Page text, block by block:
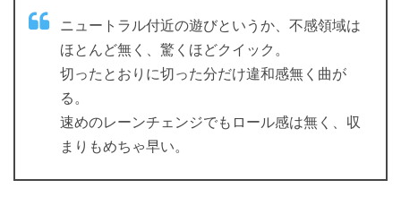
ニュートラル付近の遊びというか、不感領域は
ほとんど無く、驚くほどクイック。
切ったとおりに切った分だけ違和感無く曲が
る。
速めのレーンチェンジでもロール感は無く、収
まりもめちゃ早い。